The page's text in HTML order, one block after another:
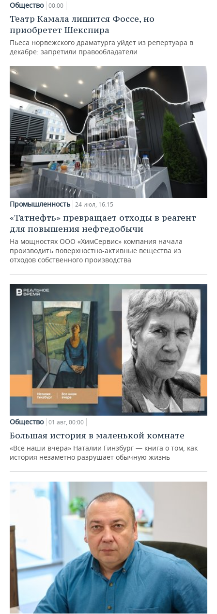
Общество 00:00
Театр Камала лишится Фоссе, но
приобретет Шекспира
Пьеса норвежского драматурга уйдет из репертуара в
декабре: запретили правообладатели
Промышленность 24 июл, 16:15
«Татнефть» превращает отходы в реагент
для повышения нефтедобычи
На мощностях ООО «ХимСервис» компания начала
производить поверхностно-активные вещества из
отходов собственного производства
Общество 01 авг, 00:00
Большая история в маленькой комнате
«Все наши вчера» Наталии Гинзбург — книга о том, как
история незаметно разрушает обычную жизнь